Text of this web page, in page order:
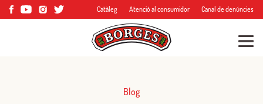
Catàleg Atenció al consumidor Canal de denúncies
Blog